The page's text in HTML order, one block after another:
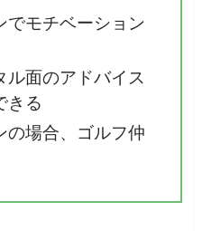
でモチベーション
ル面のアドバイス
きる
の場合、ゴルフ仲